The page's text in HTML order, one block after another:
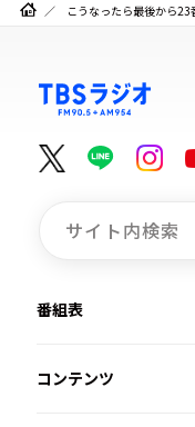
こうなったら最後から23
番組表
コンテンツ